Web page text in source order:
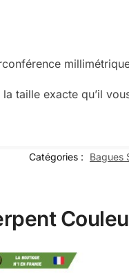
taille exacte qu’il
Catégories : Bagues